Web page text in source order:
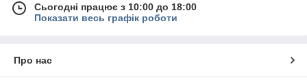
Сьогодні працює з 10:00 до 18:00
Показати весь графік роботи
Про нас